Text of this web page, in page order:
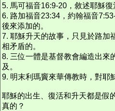
5. 馬可福音16:9-20，敘述耶穌復
6. 路加福音23:34，約翰福音
後來添加的。
7. 耶穌升天的故事，只見於路加
相矛盾的。
8. 三位一體是基督教會編造出來
及。
9. 明末利瑪竇來華傳教時，對耶
耶穌的出生、復活和升天都是假
真的？